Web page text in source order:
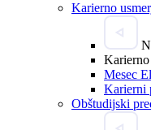
Karierno
Karierno
Mesec
Karierni
Obštudijski